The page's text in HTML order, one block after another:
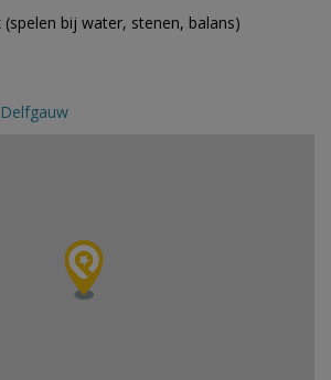
bij water, stenen, balans)
Delfgauw